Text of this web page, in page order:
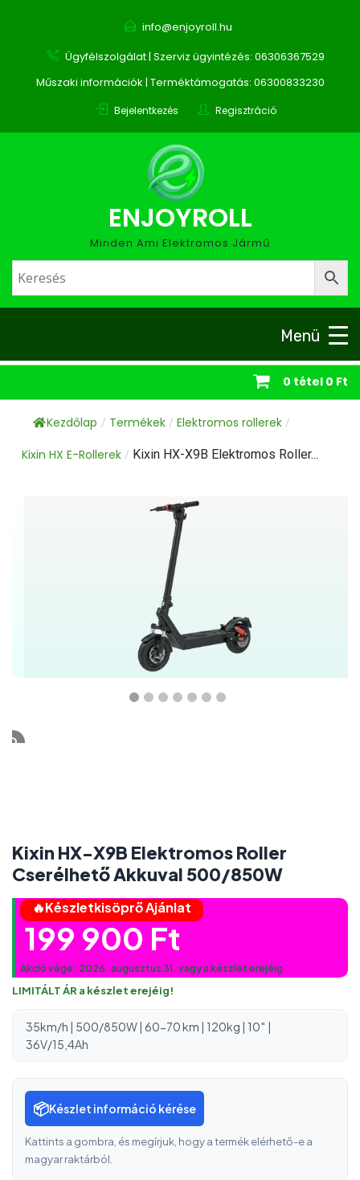
info@enjoyroll.hu
Ügyfélszolgálat | Szerviz ügyintézés: 06306367529
Műszaki információk | Terméktámogatás: 06300833230
Bejelentkezés Regisztráció
ENJOYROLL
Minden Ami Elektromos Jármű
Menü
0 tétel 0 Ft
Kezdőlap / Termékek / Elektromos rollerek /
Kixin HX E-Rollerek / Kixin HX-X9B Elektromos Roller...
Kixin HX-X9B Elektromos Roller
Cserélhető Akkuval 500/850W
🔥Készletkisöprő Ajánlat
199 900 Ft
Akció vége: 2026. augusztus 31. vagy a készlet erejéig
LIMITÁLT ÁR a készlet erejéig!
35km/h | 500/850W | 60-70 km | 120kg | 10″ |
36V/15,4Ah
📦Készlet információ kérése
Kattints a gombra, és megírjuk, hogy a termék elérhető-e a
magyar raktárból.